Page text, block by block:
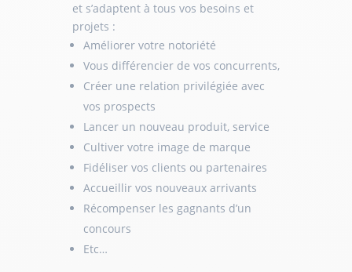
et s’adaptent à tous vos besoins et
projets :
Améliorer votre notoriété
Vous différencier de vos concurrents,
Créer une relation privilégiée avec
vos prospects
Lancer un nouveau produit, service
Cultiver votre image de marque
Fidéliser vos clients ou partenaires
Accueillir vos nouveaux arrivants
Récompenser les gagnants d’un
concours
Etc…